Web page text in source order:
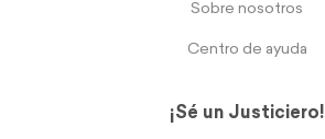
Sobre nosotros
Centro de ayuda
¡Sé un Justiciero!